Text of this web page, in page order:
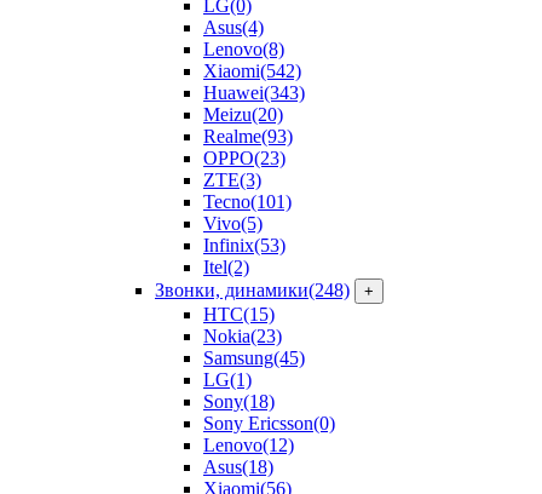
LG(0)
Asus(4)
Lenovo(8)
Xiaomi(542)
Huawei(343)
Meizu(20)
Realme(93)
OPPO(23)
ZTE(3)
Tecno(101)
Vivo(5)
Infinix(53)
Itel(2)
Звонки, динамики(248) +
HTC(15)
Nokia(23)
Samsung(45)
LG(1)
Sony(18)
Sony Ericsson(0)
Lenovo(12)
Asus(18)
Xiaomi(56)